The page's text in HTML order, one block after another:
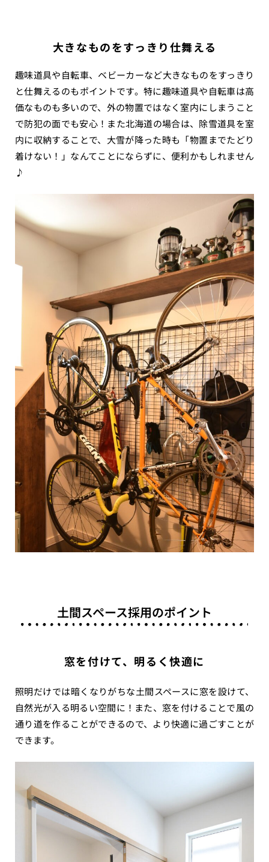
大きなものをすっきり仕舞える
趣味道具や自転車、ベビーカーなど大きなものをすっきり
と仕舞えるのもポイントです。特に趣味道具や自転車は高
価なものも多いので、外の物置ではなく室内にしまうこと
で防犯の面でも安心！また北海道の場合は、除雪道具を室
内に収納することで、大雪が降った時も「物置までたどり
着けない！」なんてことにならずに、便利かもしれません
♪
土間スペース採用のポイント
窓を付けて、明るく快適に
照明だけでは暗くなりがちな土間スペースに窓を設けて、
自然光が入る明るい空間に！また、窓を付けることで風の
通り道を作ることができるので、より快適に過ごすことが
できます。